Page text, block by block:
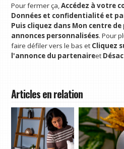
Pour fermer ça,Accédez à votre
Données et confidentialité et
Puis cliquez dans Mon centre
annonces personnalisées. Pour
faire défiler vers le bas et Cliquez
l'annonce du partenaireet
Articles en relation